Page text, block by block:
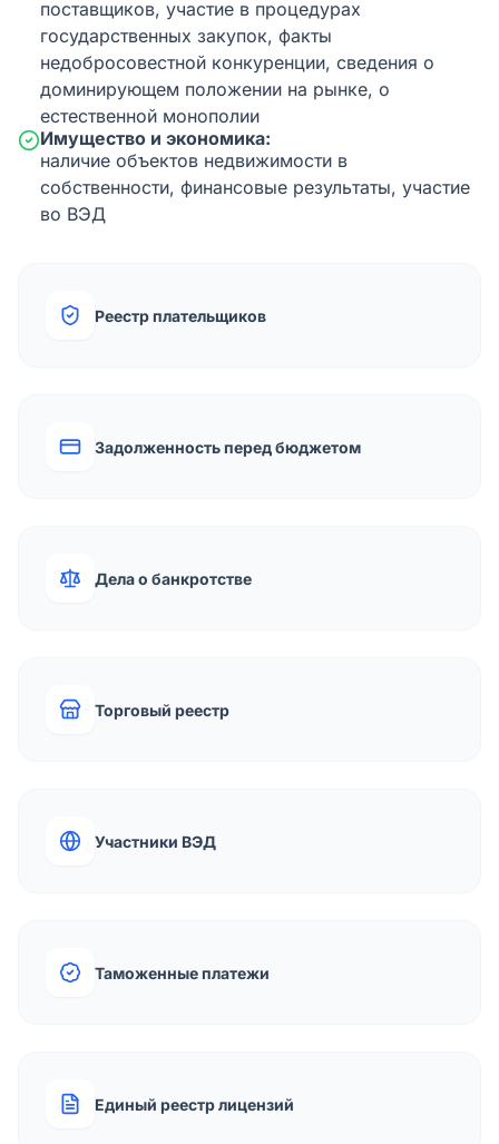
поставщиков, участие в процедурах
государственных закупок, факты
недобросовестной конкуренции, сведения о
доминирующем положении на рынке, о
естественной монополии
Имущество и экономика:
наличие объектов недвижимости в
собственности, финансовые результаты, участие
во ВЭД
Реестр плательщиков
Задолженность перед бюджетом
Дела о банкротстве
Торговый реестр
Участники ВЭД
Таможенные платежи
Единый реестр лицензий